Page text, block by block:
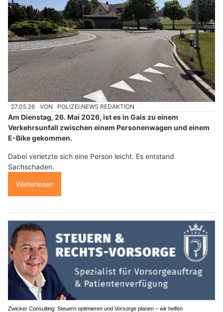
27.05.26 VON POLIZEI.NEWS REDAKTION
Am Dienstag, 26. Mai 2026, ist es in Gais zu einem
Verkehrsunfall zwischen einem Personenwagen und einem
E-Bike gekommen.
Dabei verletzte sich eine Person leicht. Es entstand
Sachschaden.
Weiterlesen
Zwicker Consulting: Steuern optimieren und Vorsorge planen – wir helfen